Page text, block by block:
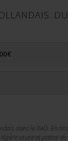
€
dans le RAD. En
usure et patine